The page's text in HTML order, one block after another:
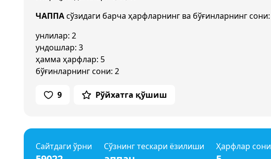
ЧАППАсўзидаги барча ҳарфларнинг ва бўғинларнинг сони:
унлилар: 2
ундошлар: 3
ҳамма ҳарфлар: 5
бўғинларнинг сони: 2
9 Рўйхатга қўшиш
Сайтдаги ўрни Сўзнинг тескари ёзилиши Ҳарфлар сони